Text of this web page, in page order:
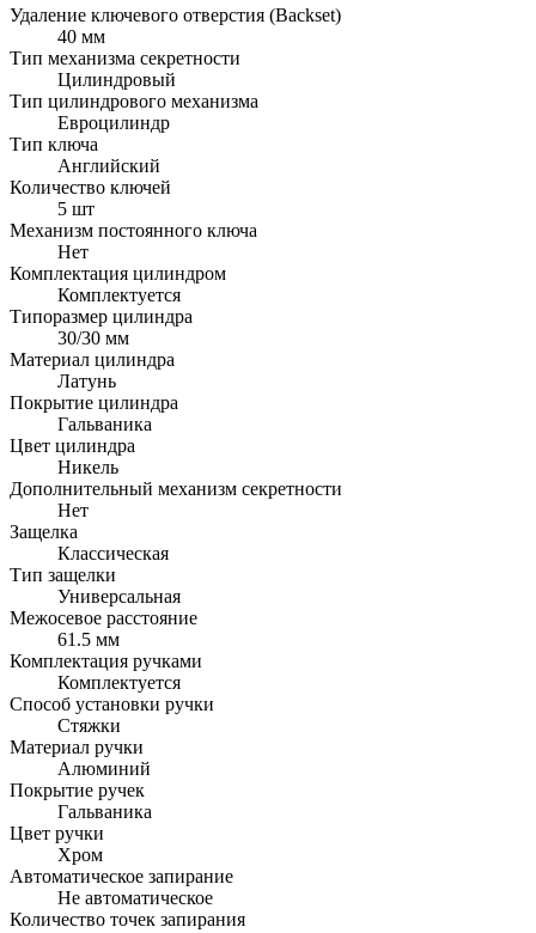
Удаление ключевого отверстия (Backset)
40 мм
Тип механизма секретности
Цилиндровый
Тип цилиндрового механизма
Евроцилиндр
Тип ключа
Английский
Количество ключей
5 шт
Механизм постоянного ключа
Нет
Комплектация цилиндром
Комплектуется
Типоразмер цилиндра
30/30 мм
Материал цилиндра
Латунь
Покрытие цилиндра
Гальваника
Цвет цилиндра
Никель
Дополнительный механизм секретности
Нет
Защелка
Классическая
Тип защелки
Универсальная
Межосевое расстояние
61.5 мм
Комплектация ручками
Комплектуется
Способ установки ручки
Стяжки
Материал ручки
Алюминий
Покрытие ручек
Гальваника
Цвет ручки
Хром
Автоматическое запирание
Не автоматическое
Количество точек запирания